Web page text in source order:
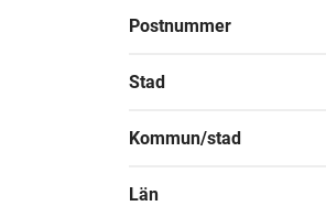
Postnummer
Stad
Kommun/stad
Län